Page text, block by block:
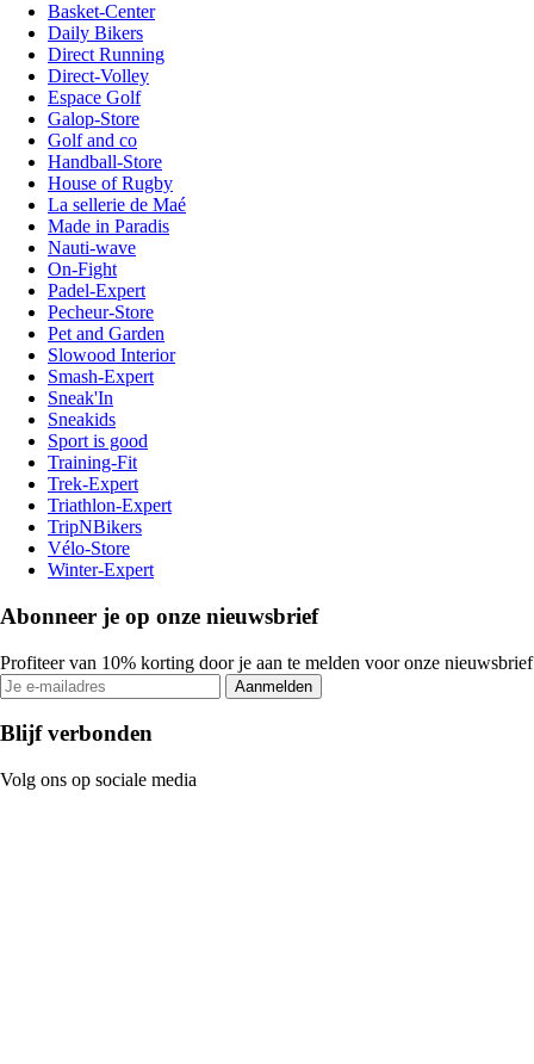
Basket-Center
Daily Bikers
Direct Running
Direct-Volley
Espace Golf
Galop-Store
Golf and co
Handball-Store
House of Rugby
La sellerie de Maé
Made in Paradis
Nauti-wave
On-Fight
Padel-Expert
Pecheur-Store
Pet and Garden
Slowood Interior
Smash-Expert
Sneak'In
Sneakids
Sport is good
Training-Fit
Trek-Expert
Triathlon-Expert
TripNBikers
Vélo-Store
Winter-Expert
Abonneer je op onze nieuwsbrief
Profiteer van 10% korting door je aan te melden voor onze nieuwsbrief
Aanmelden
Blijf verbonden
Volg ons op sociale media